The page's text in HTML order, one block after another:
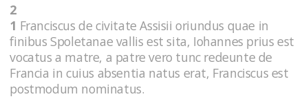
2
1 Franciscus de civitate Assisii oriundus quae in
finibus Spoletanae vallis est sita, Iohannes prius est
vocatus a matre, a patre vero tunc redeunte de
Francia in cuius absentia natus erat, Franciscus est
postmodum nominatus.